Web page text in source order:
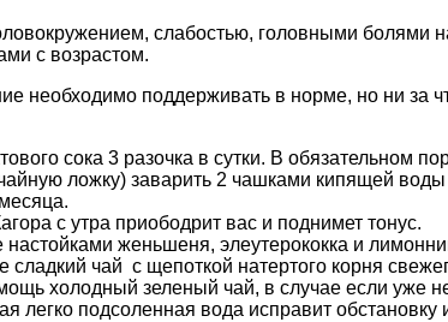
слабостью, головными болями
с возрастом.
необходимо поддерживать в норме, но ни за
сока 3 разочка в сутки. В обязательном
ложку) заварить 2 чашками кипящей
с утра приободрит вас и поднимет тонус.
настойками женьшеня, элеутерококка и
сладкий чай с щепоткой натертого корня
холодный зеленый чай, в случае если уже
легко подсоленная вода исправит обстановку